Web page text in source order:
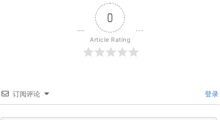
0
Article Rating
订阅评论 登录